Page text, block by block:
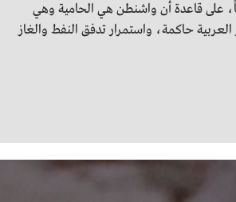
على قاعدة أن واشنطن هي الحامية وهي
العربية حاكمة، واستمرار تدفق النفط والغاز